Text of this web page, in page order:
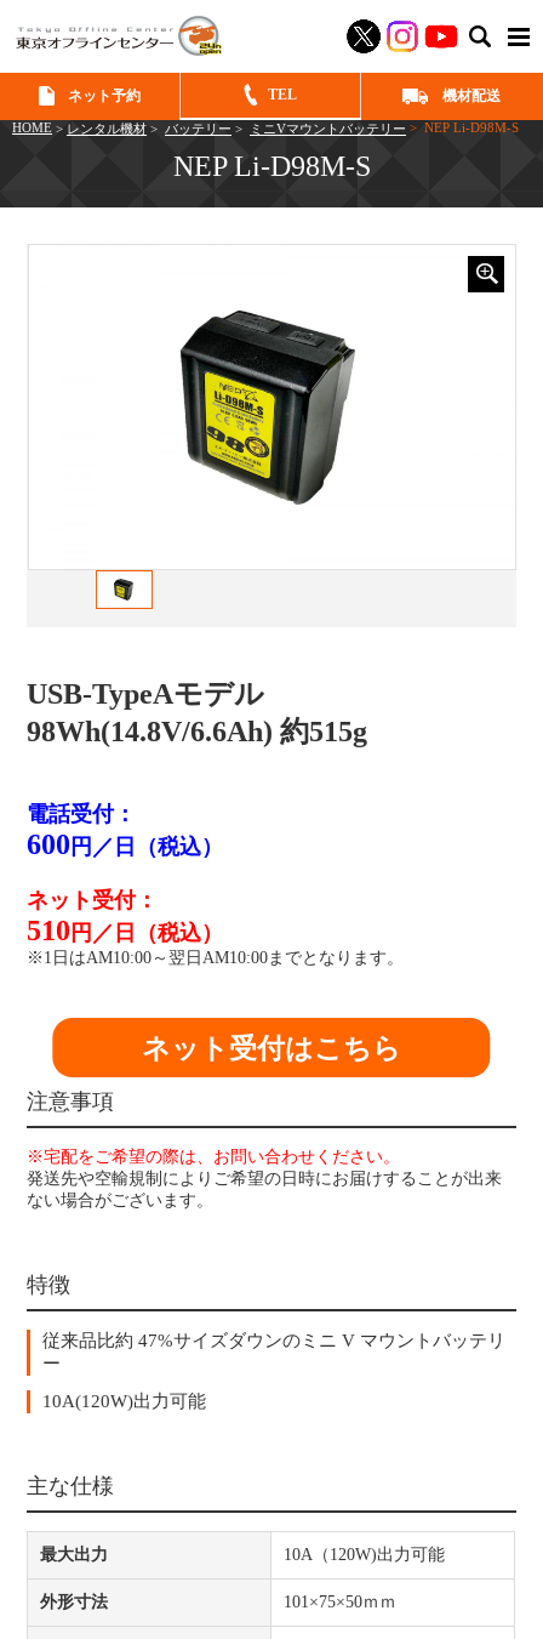
ネット予約 TEL 機材配送
HOME > レンタル機材 > バッテリー > ミニVマウントバッテリー > NEP Li-D98M-S
NEP Li-D98M-S
USB-TypeAモデル
98Wh(14.8V/6.6Ah) 約515g
電話受付：
600 円／日（税込）
ネット受付：
510 円／日（税込）
※1日はAM10:00～翌日AM10:00までとなります。
ネット受付はこちら
注意事項
※宅配をご希望の際は、お問い合わせください。
発送先や空輸規制によりご希望の日時にお届けすることが出来
ない場合がございます。
特徴
従来品比約 47%サイズダウンのミニ V マウントバッテリ
ー
10A(120W)出力可能
主な仕様
最大出力 10A（120W)出力可能
外形寸法 101×75×50ｍｍ